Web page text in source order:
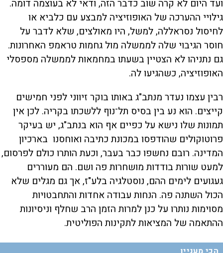
ועד היום לא קרה שוב כדבר הזה, ודאי לא בעוצמה דומה.
גילויי ההערכה של האופוזיציה למבצע עם כלביא או
לחיסול נסראללה, למשל, היו מאולצים, שלא לדבר על
חוסר הגיבוי שלה לממשלה מול גחמות טראמפ האחרונות.
גם נתניהו לא הצטיין בשעתו במחמאות לממשלה מספסלי
האופוזיציה, כשהגיעו לה.
רבין עצמו נעדר מנתב"ג באותו בוקר זיווני לפני חמישים
קייצים. הוא נע בין בסיס תל־נוף ללשכתו בקריה. לכן אין
תמונות שלו נישא על כפיים אף הוא בנתב"ג, יש בעיקר
פרוטוקולים שהודפסו במכונת כתיבה ואוחסנו בארכיון
המדינה. רובם נחשפו כבר בעבר, וכעת הותרו כולם לפרסום,
למעט שורות בודדות מושחרות פה ושם. הם מעוררים
געגועים לימים ההם, נוסטלגיה בלע"ז, אך גם מגלים שלא
הכול השתנה פה. הנחות עבודה אחדות והתחבטויות
מסוימות נותרו על כנן למרות הזמן הרב שחלף וניסיונות
ההתאמה של המציאות לתקינות הפוליטית.